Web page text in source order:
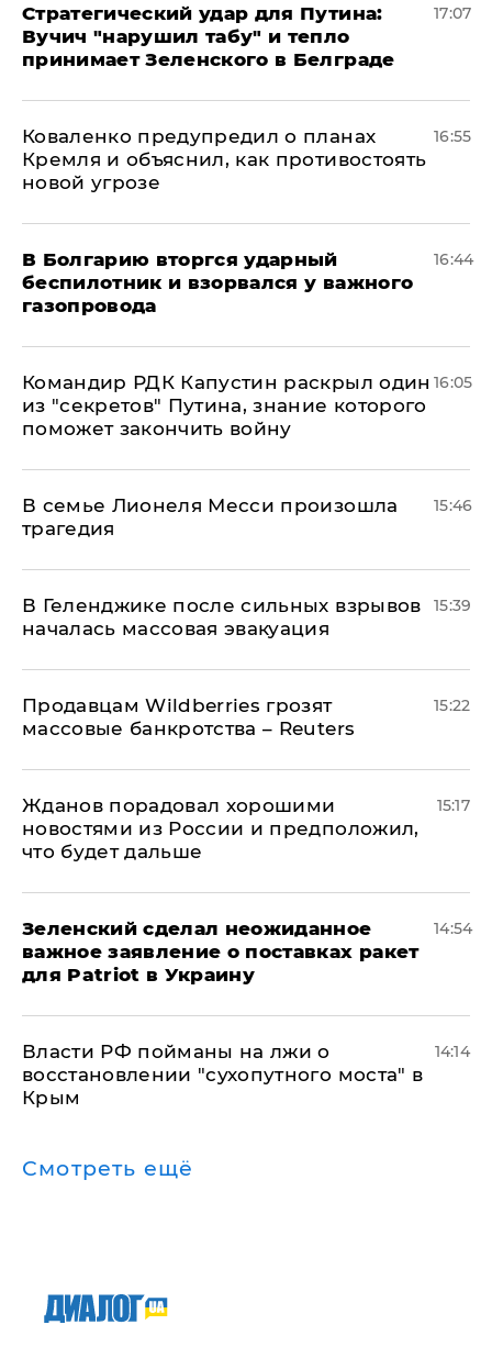
Стратегический удар для Путина:
Вучич "нарушил табу" и тепло
принимает Зеленского в Белграде
17:07
Коваленко предупредил о планах
Кремля и объяснил, как противостоять
новой угрозе
16:55
В Болгарию вторгся ударный
беспилотник и взорвался у важного
газопровода
16:44
Командир РДК Капустин раскрыл один
из "секретов" Путина, знание которого
поможет закончить войну
16:05
В семье Лионеля Месси произошла
трагедия
15:46
В Геленджике после сильных взрывов
началась массовая эвакуация
15:39
Продавцам Wildberries грозят
массовые банкротства – Reuters
15:22
Жданов порадовал хорошими
новостями из России и предположил,
что будет дальше
15:17
Зеленский сделал неожиданное
важное заявление о поставках ракет
для Patriot в Украину
14:54
Власти РФ пойманы на лжи о
восстановлении "сухопутного моста" в
Крым
14:14
Смотреть ещё